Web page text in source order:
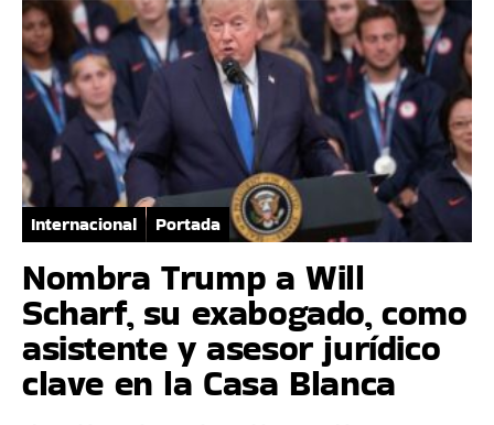
Internacional Portada
Nombra Trump a Will
Scharf, su exabogado, como
asistente y asesor jurídico
clave en la Casa Blanca